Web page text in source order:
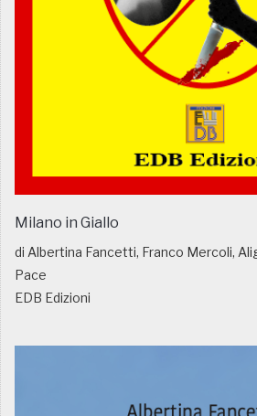
Milano in Giallo
di Albertina Fancetti, Franco Mercoli,
Pace
EDB Edizioni